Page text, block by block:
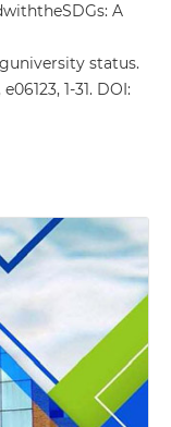
A
status.
1-31. DOI: